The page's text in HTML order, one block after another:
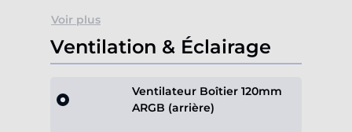
Voir plus
Ventilation & Éclairage
Ventilateur Boîtier 120mm
ARGB (arrière)